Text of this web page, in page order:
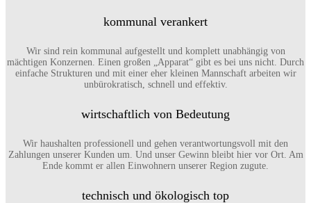
kommunal verankert
Wir sind rein kommunal aufgestellt und komplett unabhängig von
mächtigen Konzernen. Einen großen „Apparat“ gibt es bei uns nicht. Durch
einfache Strukturen und mit einer eher kleinen Mannschaft arbeiten wir
unbürokratisch, schnell und effektiv.
wirtschaftlich von Bedeutung
Wir haushalten professionell und gehen verantwortungsvoll mit den
Zahlungen unserer Kunden um. Und unser Gewinn bleibt hier vor Ort. Am
Ende kommt er allen Einwohnern unserer Region zugute.
technisch und ökologisch top